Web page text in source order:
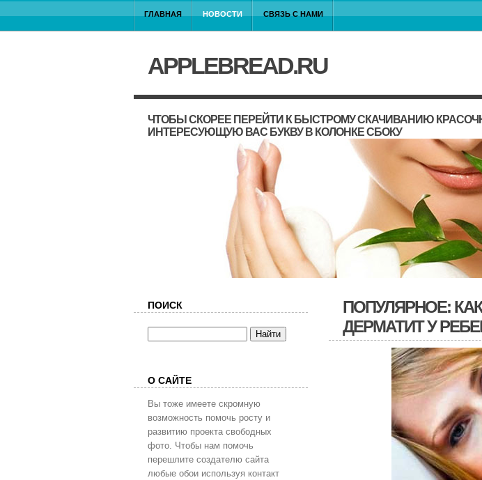
ГЛАВНАЯ НОВОСТИ СВЯЗЬ С НАМИ
APPLEBREAD.RU
ЧТОБЫ СКОРЕЕ ПЕРЕЙТИ К БЫСТРОМУ СКАЧИВАНИЮ
ИНТЕРЕСУЮЩУЮ ВАС БУКВУ В КОЛОНКЕ СБОКУ
ПОПУЛЯРНОЕ:
ДЕРМАТИТ У
ПОИСК
О САЙТЕ
Вы тоже имеете скромную
возможность помочь росту и
развитию проекта свободных
фото. Чтобы нам помочь
перешлите создателю сайта
любые обои используя контакт